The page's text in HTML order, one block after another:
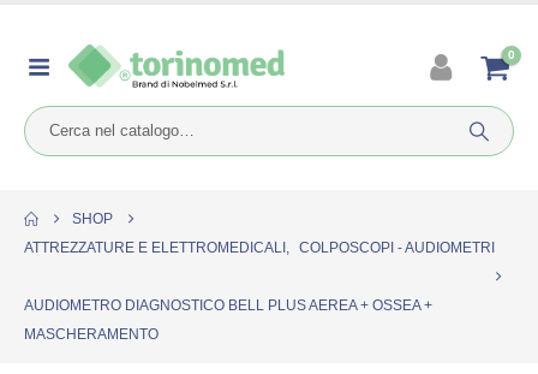
0
SHOP
ATTREZZATURE E ELETTROMEDICALI , COLPOSCOPI - AUDIOMETRI
AUDIOMETRO DIAGNOSTICO BELL PLUS AEREA + OSSEA +
MASCHERAMENTO